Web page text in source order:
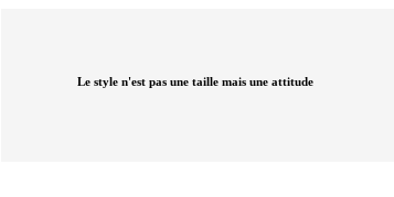
Le style n'est pas une taille mais une attitude